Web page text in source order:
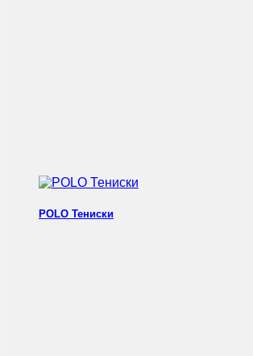
POLO Тениски